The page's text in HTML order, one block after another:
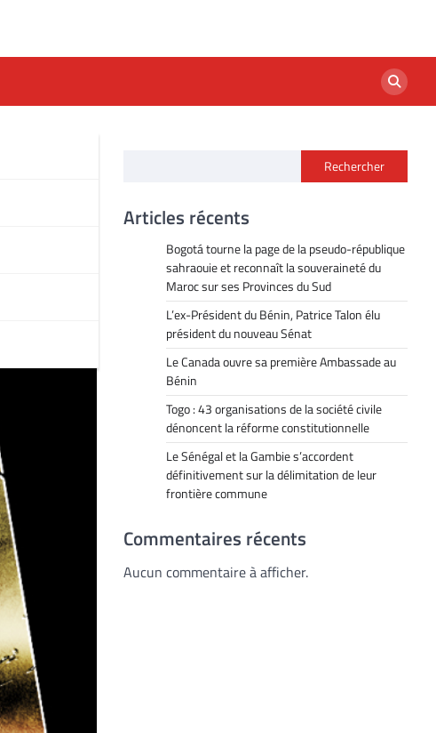
Rechercher
Articles récents
Bogotá tourne la page de la pseudo-république
sahraouie et reconnaît la souveraineté du
Maroc sur ses Provinces du Sud
L’ex-Président du Bénin, Patrice Talon élu
président du nouveau Sénat
Le Canada ouvre sa première Ambassade au
Bénin
Togo : 43 organisations de la société civile
dénoncent la réforme constitutionnelle
Le Sénégal et la Gambie s’accordent
définitivement sur la délimitation de leur
frontière commune
Commentaires récents
Aucun commentaire à afficher.